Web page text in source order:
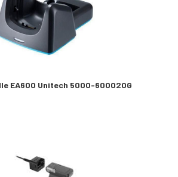
EA600 Unitech 5000-600020G